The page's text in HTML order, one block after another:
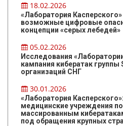
18.02.2026
«Лаборатория
возможные цифровые
концепции «серых лебедей»
05.02.2026
Исследования
кампания кибератак группы
организаций СНГ
30.01.2026
«Лаборатория
медицинские учреждения
массированным
под обращения крупных